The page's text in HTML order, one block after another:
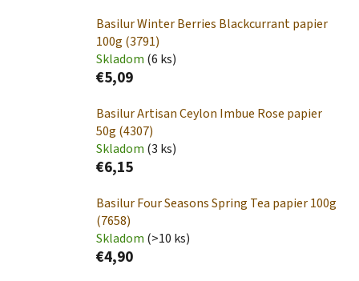
Basilur Winter Berries Blackcurrant papier
100g (3791)
Skladom (6 ks)
€5,09
Basilur Artisan Ceylon Imbue Rose papier
50g (4307)
Skladom (3 ks)
€6,15
Basilur Four Seasons Spring Tea papier 100g
(7658)
Skladom (>10 ks)
€4,90